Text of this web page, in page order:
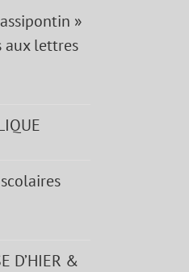
»
aux lettres
D’HIER &